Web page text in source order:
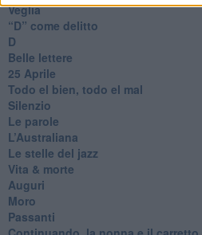
Veglia
​“D” come delitto
D
Belle lettere
25 Aprile
Todo el bien, todo el mal
Silenzio
Le parole
​L’Australiana
Le stelle del jazz
Vita & morte
Auguri
Moro
Passanti